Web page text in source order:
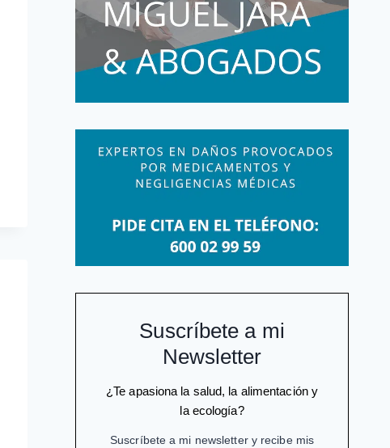
Suscríbete a mi
Newsletter
¿Te apasiona la salud, la alimentación y
la ecología?
Suscríbete a mi newsletter y recibe mis